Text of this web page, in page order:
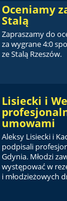
Oceniamy
Stalą
Zapraszamy do
za wygrane 4:0
ze Stalą Rzeszów.
Lisiecki i
umowami
Aleksy Lisiecki i
podpisali
Gdynia. Młodzi
występować w
i młodzieżowych